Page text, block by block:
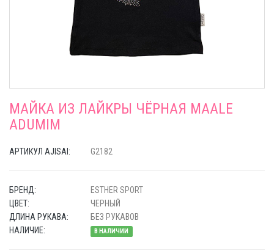
МАЙКА ИЗ ЛАЙКРЫ ЧЁРНАЯ MAALE
ADUMIM
АРТИКУЛ AJISAI: G2182
БРЕНД:
ESTHER SPORT
ЦВЕТ:
ЧЕРНЫЙ
ДЛИНА РУКАВА:
БЕЗ РУКАВОВ
НАЛИЧИЕ:
В НАЛИЧИИ